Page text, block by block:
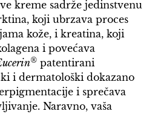
kreme sadrže jedinstvenu
koji ubrzava proces
kože, i kreatina, koji
i povećava
® patentirani
i dermatološki dokazano
i sprečava
Naravno, vaša